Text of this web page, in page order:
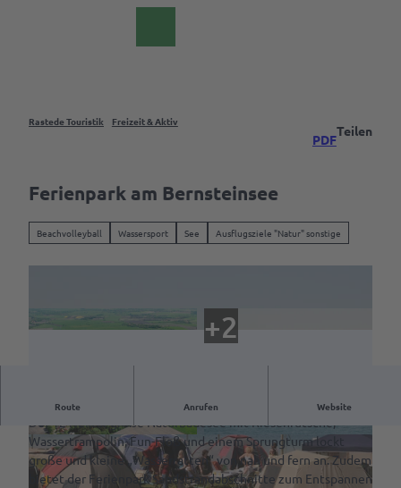
Events &
Erlebnisse
Erlebnistouren
Freizeit &
Aktivitäten
bestaunen
VR-App:
Sagenhaftes
Rastede
Rastede Touristik Freizeit & Aktiv
PDF
Teilen
Ferienpark am Bernsteinsee
Beachvolleyball Wassersport See Ausflugsziele "Natur" sonstige
© Tourist-Information Wiefelstede |CC-BY © Ferienpark am Bernsteinsee |
Route Anrufen Website
Naturbadesee – Ferienpark am Bernsteinsee
Der 12 Hektar große Naturbadesee mit Riesenrutsche,
Wassertrampolin, Fun-Floß und einem Sprungturm lockt
große und kleine „Wasserratten“ von nah und fern an. Zudem
bietet der Ferienpark Sandstrandabschnitte zum Entspannen